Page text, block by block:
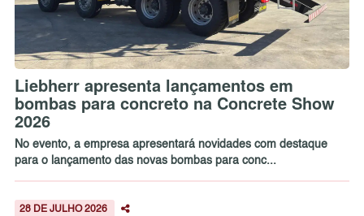
Liebherr apresenta lançamentos em
bombas para concreto na Concrete Show
2026
No evento, a empresa apresentará novidades com destaque
para o lançamento das novas bombas para conc...
28 DE JULHO 2026